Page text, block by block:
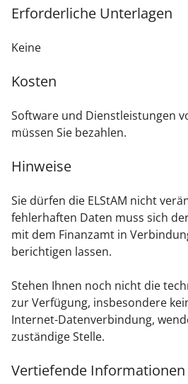
Erforderliche Unterlagen
Keine
Kosten
Software und Dienstleistungen
müssen Sie bezahlen.
Hinweise
Sie dürfen die ELStAM nicht
fehlerhaften Daten muss sich
mit dem Finanzamt in
berichtigen lassen.
Stehen Ihnen noch nicht die
zur Verfügung, insbesondere
Internet-Datenverbindung,
zuständige Stelle.
Vertiefende Informationen